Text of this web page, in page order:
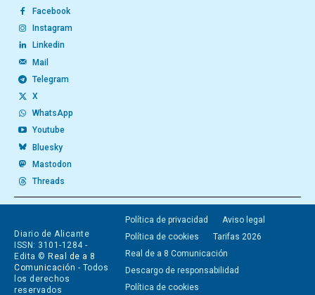
Facebook
Instagram
Linkedin
Mail
Telegram
X
WhatsApp
Youtube
Bluesky
Mastodon
Threads
Diario de Alicante
ISSN: 3101-1284 -
Edita © Real de a 8
Comunicación - Todos
los derechos
reservados
Política de privacidad
Aviso legal
Política de cookies
Tarifas 2026
Real de a 8 Comunicación
Descargo de responsabilidad
Política de cookies